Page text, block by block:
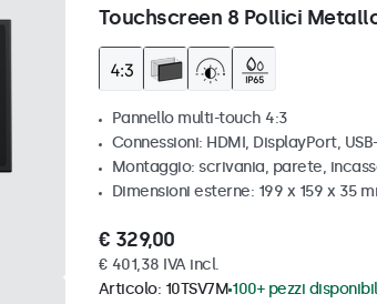
Touchscreen 8 Pollici
Pannello multi-touch 4:3
Connessioni: HDMI, DisplayPort,
Montaggio: scrivania, parete,
Dimensioni esterne: 199 x 159 x 35
€ 329,00
€ 401,38 IVA incl.
Articolo: 10TSV7M 100+ pezzi